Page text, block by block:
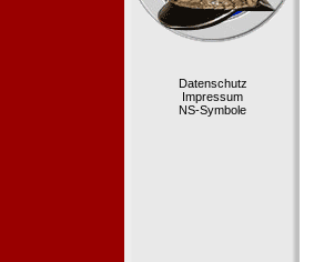
Datenschutz
Impressum
NS-Symbole